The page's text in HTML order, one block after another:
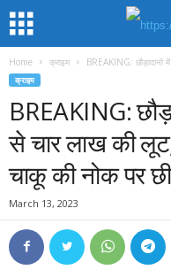
Home क्राइम BREAKING:
क्राइम
BREAKING:
से चार लाख की
चाकू की नोक पर
March 13, 2023